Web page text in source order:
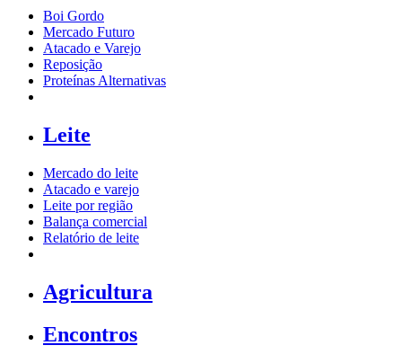
Boi Gordo
Mercado Futuro
Atacado e Varejo
Reposição
Proteínas Alternativas
Leite
Mercado do leite
Atacado e varejo
Leite por região
Balança comercial
Relatório de leite
Agricultura
Encontros